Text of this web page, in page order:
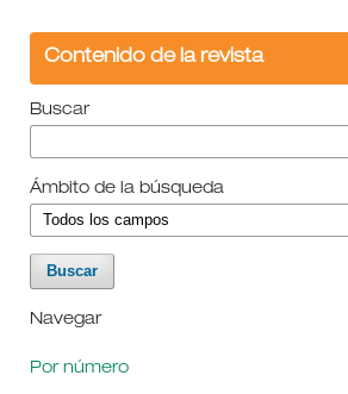
Contenido de la revista
Buscar
Ámbito de la búsqueda
Navegar
Por número